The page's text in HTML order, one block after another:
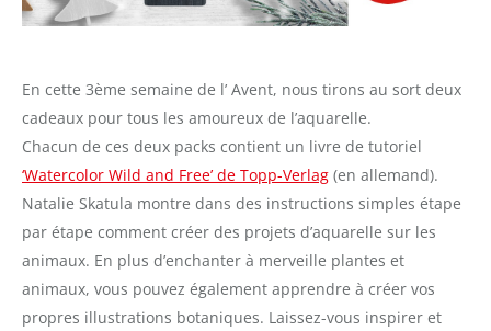
En cette 3ème semaine de l’ Avent, nous tirons au sort deux
cadeaux pour tous les amoureux de l’aquarelle.
Chacun de ces deux packs contient un livre de tutoriel
‘Watercolor Wild and Free’ de Topp-Verlag (en allemand).
Natalie Skatula montre dans des instructions simples étape
par étape comment créer des projets d’aquarelle sur les
animaux. En plus d’enchanter à merveille plantes et
animaux, vous pouvez également apprendre à créer vos
propres illustrations botaniques. Laissez-vous inspirer et